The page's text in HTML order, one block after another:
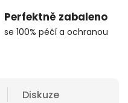
Perfektně zabaleno
se 100% péčí a ochranou
Diskuze